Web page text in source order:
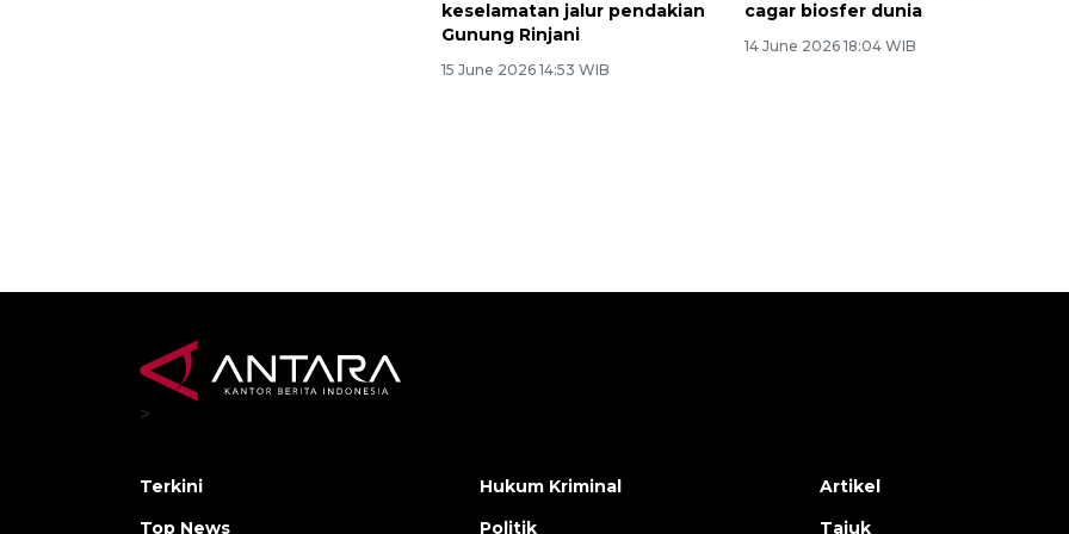
keselamatan jalur pendakian
Gunung Rinjani
15 June 2026 14:53 WIB
cagar biosfer dunia
14 June 2026 18:04 WIB
>
Terkini
Top News
Hukum Kriminal
Politik
Artikel
Tajuk